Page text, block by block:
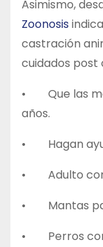
Asimismo,
Zoonosis
castración
cuidados post
• Que las
años.
• Hagan
• Adulto con
• Mantas
• Perros con